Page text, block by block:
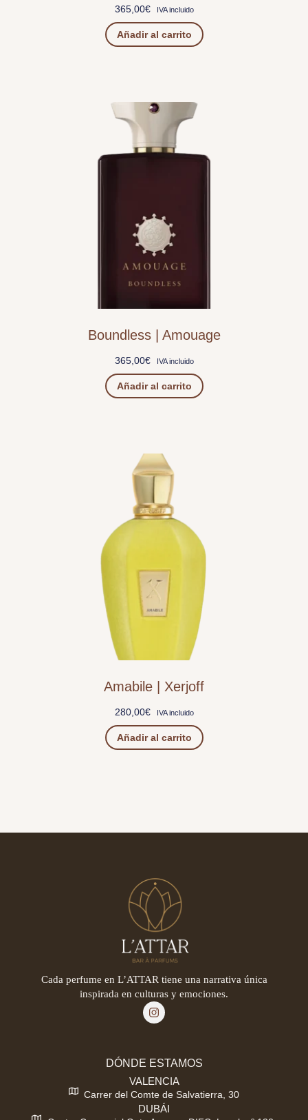
365,00€ IVA incluido
Añadir al carrito
Boundless | Amouage
365,00€ IVA incluido
Añadir al carrito
Amabile | Xerjoff
280,00€ IVA incluido
Añadir al carrito
Cada perfume en L’ATTAR tiene una narrativa única
inspirada en culturas y emociones.
DÓNDE ESTAMOS
VALENCIA
Carrer del Comte de Salvatierra, 30
DUBÁI